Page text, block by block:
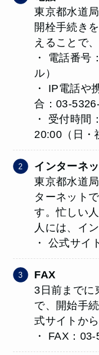
東京都水道
開栓手続き
えることで
・ 電話番号
ル）
・ IP電話や
合：03-
・ 受付時間
20:00（日・
インターネ
東京都水道
ターネット
す。忙しい
人には、イ
・ 公式サイ
FAX
3日前までに
で、開始手
式サイトか
・ FAX：